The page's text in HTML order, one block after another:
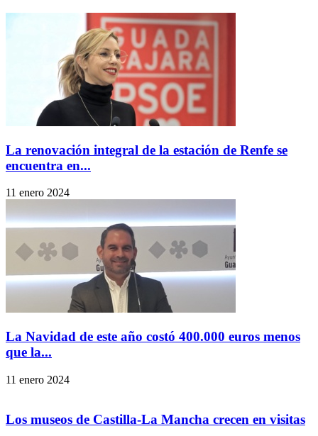
La renovación integral de la estación de Renfe se
encuentra en...
11 enero 2024
La Navidad de este año costó 400.000 euros menos
que la...
11 enero 2024
Los museos de Castilla-La Mancha crecen en visitas